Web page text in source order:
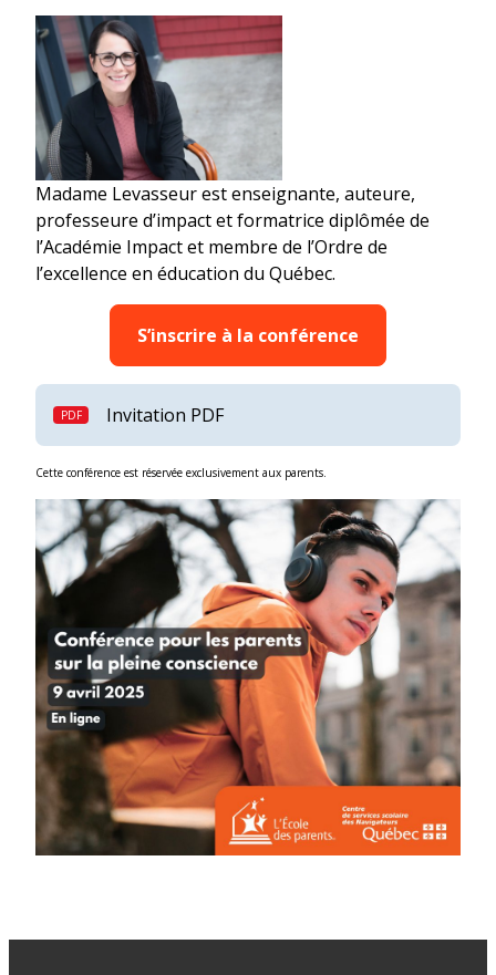
Madame Levasseur est enseignante, auteure,
professeure d’impact et formatrice diplômée de
l’Académie Impact et membre de l’Ordre de
l’excellence en éducation du Québec.
S’inscrire à la conférence
Invitation PDF
Cette conférence est réservée exclusivement aux parents.